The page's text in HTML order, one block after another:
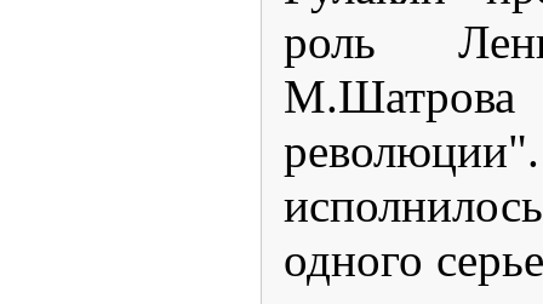
роль
одного